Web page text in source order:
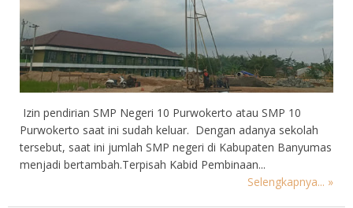
Izin pendirian SMP Negeri 10 Purwokerto atau SMP 10
Purwokerto saat ini sudah keluar. Dengan adanya sekolah
tersebut, saat ini jumlah SMP negeri di Kabupaten Banyumas
menjadi bertambah.Terpisah Kabid Pembinaan...
Selengkapnya... »